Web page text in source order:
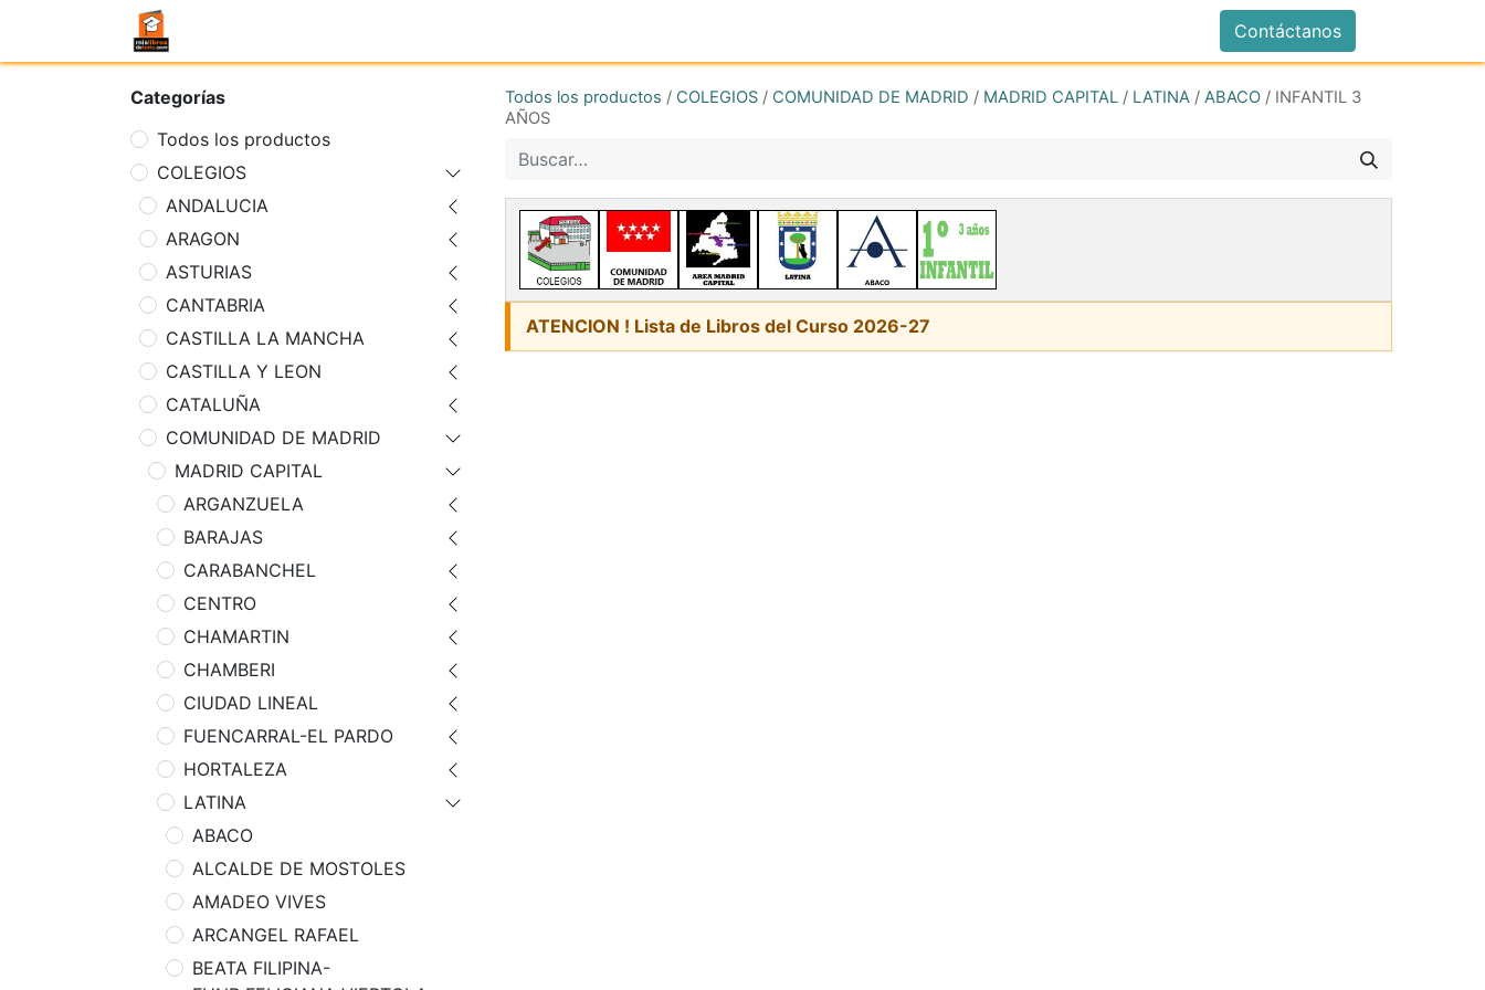
Contáctanos
Categorías
Todos los productos
COLEGIOS
ANDALUCIA
ARAGON
ASTURIAS
CANTABRIA
CASTILLA LA MANCHA
CASTILLA Y LEON
CATALUÑA
COMUNIDAD DE MADRID
MADRID CAPITAL
ARGANZUELA
BARAJAS
CARABANCHEL
CENTRO
CHAMARTIN
CHAMBERI
CIUDAD LINEAL
FUENCARRAL-EL PARDO
HORTALEZA
LATINA
ABACO
ALCALDE DE MOSTOLES
AMADEO VIVES
ARCANGEL RAFAEL
BEATA FILIPINA-
Todos los productos / COLEGIOS / COMUNIDAD DE MADRID / MADRID CAPITAL / LATINA / ABACO / INFANTIL 3
AÑOS
ATENCION ! Lista de Libros del Curso 2026-27